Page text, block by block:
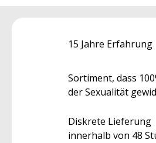
15 Jahre Erfahrung
Sortiment, dass
der Sexualität
Diskrete Lieferung
innerhalb von 48